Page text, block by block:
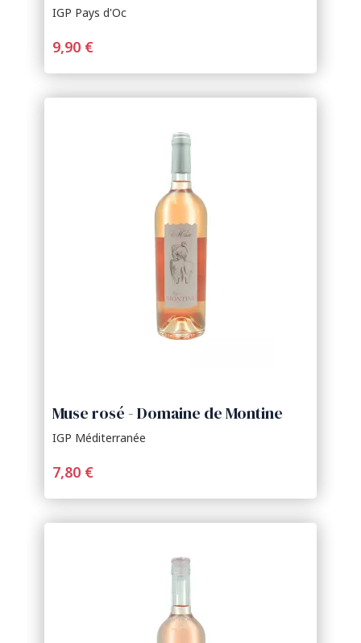
IGP Pays d'Oc
9,90 €
Muse rosé - Domaine de Montine
IGP Méditerranée
7,80 €